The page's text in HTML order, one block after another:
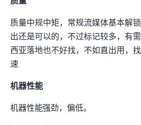
IP质量中规中矩，常规流媒体基本解
出还是可以的，不过标记较多，有IP
西亚落地也不好找，不如直出用，找
速)
机器性能
机器性能EPYC-Genoa CPU强劲，IO偏低。